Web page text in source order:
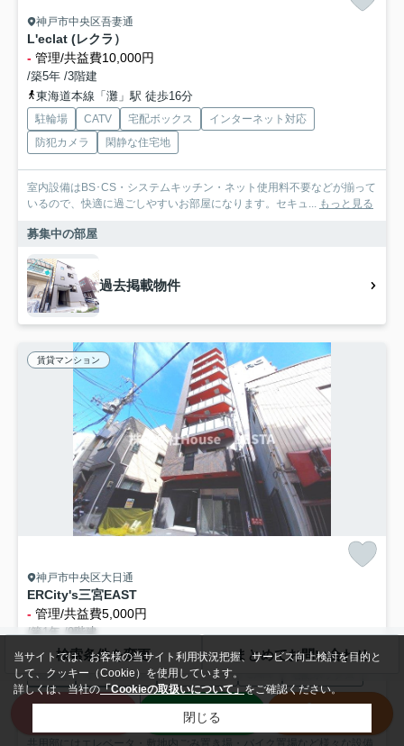
神戸市中央区吾妻通
L'eclat (レクラ）
- 管理/共益費10,000円
/築5年 /3階建
東海道本線「灘」駅 徒歩16分
駐輪場 CATV 宅配ボックス
インターネット対応
防犯カメラ
閑静な住宅地
室内設備はBS･CS・システムキッチン・ネット使用料不要などが揃って
いるので、快適に過ごしやすいお部屋になります。セキュ... もっと見る
募集中の部屋
過去掲載物件
賃貸マンション
神戸市中央区大日通
ERCity's三宮EAST
- 管理/共益費5,000円
/築1年 /9階建
東海道本線「灘」駅 徒歩12分
駐輪場 オートロック エレベーター
インターネット対応
検索条件を変更 まとめてお問い合わせ
LINE
当サイトでは、お客様の当サイト利用状況把握、サービス向上検討を目的と
して、クッキー（Cookie）を使用しています。
詳しくは、当社の「Cookieの取扱いについて」をご確認ください。
閉じる